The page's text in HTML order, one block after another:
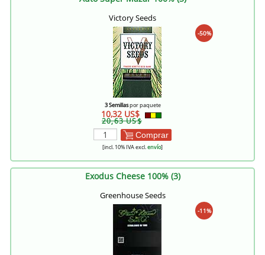
Victory Seeds
-50%
3 Semillaspor paquete
10,32 US$
20,63 US$
Comprar
[incl. 10% IVA excl.envío]
Exodus Cheese 100% (3)
Greenhouse Seeds
-11%